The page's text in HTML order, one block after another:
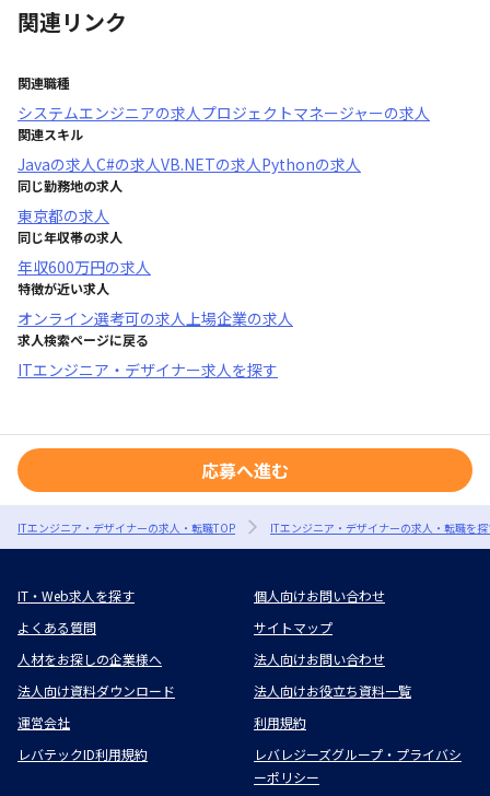
関連リンク
関連職種
システムエンジニアの求人プロジェクトマネージャーの求人
関連スキル
Javaの求人C#の求人VB.NETの求人Pythonの求人
同じ勤務地の求人
東京都の求人
同じ年収帯の求人
年収600万円の求人
特徴が近い求人
オンライン選考可の求人上場企業の求人
求人検索ページに戻る
ITエンジニア・デザイナー求人を探す
応募へ進む
ITエンジニア・デザイナーの求人・転職TOP ITエンジニア・デザイナーの求人・転職を
IT・Web求人を探す
個人向けお問い合わせ
よくある質問
サイトマップ
人材をお探しの企業様へ
法人向けお問い合わせ
法人向け資料ダウンロード
法人向けお役立ち資料一覧
運営会社
利用規約
レバテックID利用規約
レバレジーズグループ・プライバシ
ーポリシー